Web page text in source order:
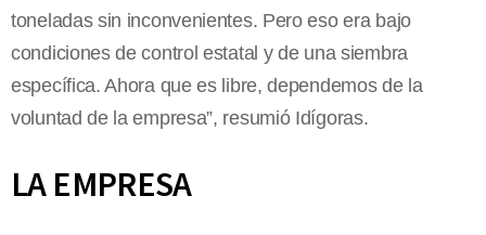
toneladas sin inconvenientes. Pero eso era bajo
condiciones de control estatal y de una siembra
específica. Ahora que es libre, dependemos de la
voluntad de la empresa”, resumió Idígoras.
LA EMPRESA